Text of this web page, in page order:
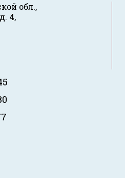
обл.,
4,